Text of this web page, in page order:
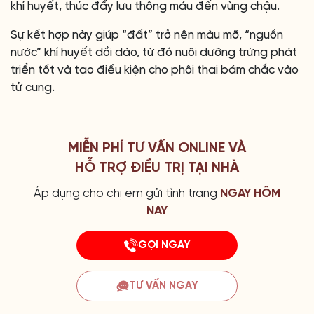
khí huyết, thúc đẩy lưu thông máu đến vùng chậu.
Sự kết hợp này giúp “đất” trở nên màu mỡ, “nguồn
nước” khí huyết dồi dào, từ đó nuôi dưỡng trứng phát
triển tốt và tạo điều kiện cho phôi thai bám chắc vào
tử cung.
MIỄN PHÍ TƯ VẤN ONLINE VÀ
HỖ TRỢ ĐIỀU TRỊ TẠI NHÀ
Áp dụng cho chị em gửi tình trang NGAY HÔM
NAY
GỌI NGAY
TƯ VẤN NGAY